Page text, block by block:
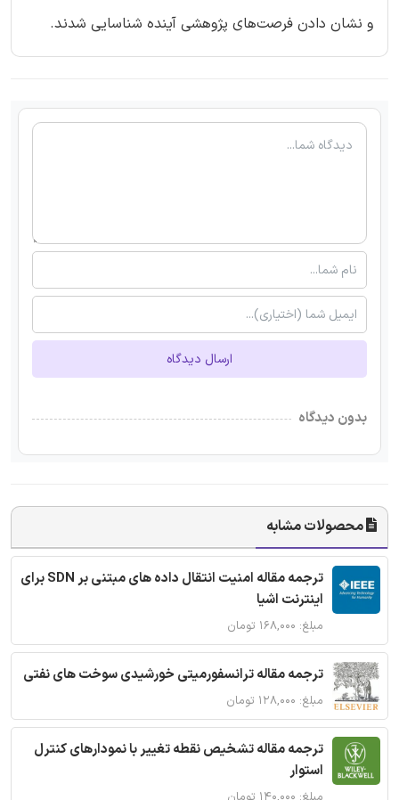
و نشان دادن فرصت‌های پژوهشی آینده شناسایی شدند.
ارسال دیدگاه
بدون دیدگاه
محصولات مشابه
ترجمه مقاله امنیت انتقال داده های مبتنی بر SDN برای
اینترنت اشیا
مبلغ: ۱۶۸,۰۰۰ تومان
ترجمه مقاله ترانسفورمیتی خورشیدی سوخت های نفتی
مبلغ: ۱۲۸,۰۰۰ تومان
ترجمه مقاله تشخیص نقطه تغییر با نمودارهای کنترل
استوار